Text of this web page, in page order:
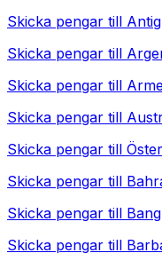
Skicka pengar till
Skicka pengar till
Skicka pengar till
Skicka pengar till
Skicka pengar till
Skicka pengar till
Skicka pengar till
Skicka pengar till